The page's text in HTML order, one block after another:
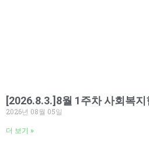
[2026.8.3.]8월 1주차 사회복
2026년 08월 05일
더 보기 »